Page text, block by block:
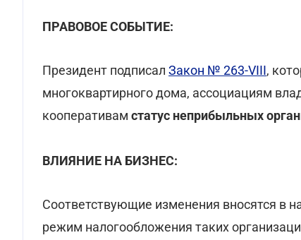
ПРАВОВОЕ СОБЫТИЕ:
Президент подписал Закон № 263-VIII,
многоквартирного дома, ассоциациям
кооперативам статус неприбыльных
ВЛИЯНИЕ НА БИЗНЕС:
Соответствующие изменения вносятся в
режим налогообложения таких